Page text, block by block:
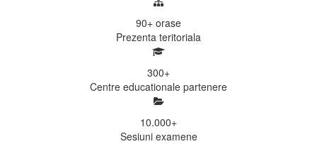
90+ orase
Prezenta teritoriala
300+
Centre educationale partenere
10.000+
Sesiuni examene